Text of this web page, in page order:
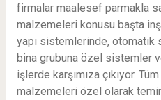
firmalar maalesef parmakla
malzemeleri konusu başta
yapı sistemlerinde, otomatik
bina grubuna özel sistemler
işlerde karşımıza çıkıyor.
malzemeleri özel olarak